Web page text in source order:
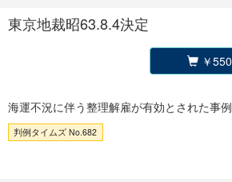
東京地裁昭63.8.4決定
￥550
海運不況に伴う整理解雇が有効とされた事例
判例タイムズ No.682